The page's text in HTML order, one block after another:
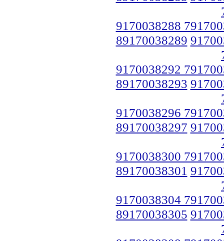
9170038288
89170038289
9170038292
89170038293
9170038296
89170038297
9170038300
89170038301
9170038304
89170038305